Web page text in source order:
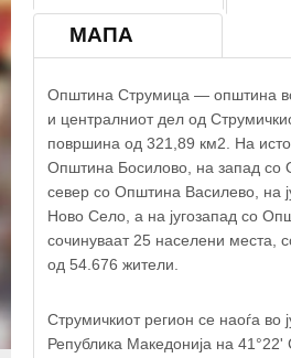
МАПА
Општина Струмица — општина
и централниот дел од
површина од 321,89 км2. На
Општина Босилово, на запад со
север со Општина Василево, на
Ново Село, а на југозапад со
сочинуваат 25 населени места,
од 54.676 жители.
Струмичкиот регион се наоѓа во
Република Македонија на